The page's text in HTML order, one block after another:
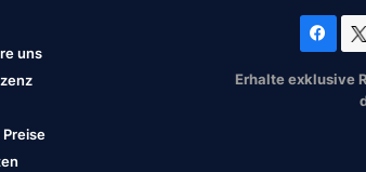
uns
Erhalte exklusive